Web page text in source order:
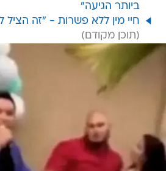
ביותר הגיעה"
חיי מין ללא פשרות - "זה הציל